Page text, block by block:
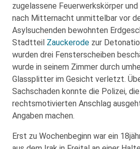
zugelassene Feuerwerkskörper
nach Mitternacht unmittelbar vor
Asylsuchenden bewohnten
Stadtteil Zauckerode zur
wurden drei Fensterscheiben
wurde in seinem Zimmer durch
Glassplitter im Gesicht verletzt.
Sachschaden konnte die Polizei,
rechtsmotivierten Anschlag
Angaben machen.
Erst zu Wochenbeginn war ein